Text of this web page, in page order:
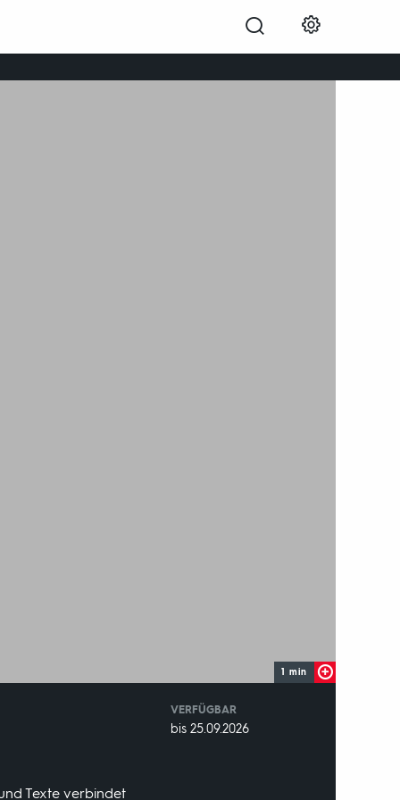
1 min
Texte verbindet
VERFÜGBAR
weltweit
VERFÜGBAR
bis 25.09.2026